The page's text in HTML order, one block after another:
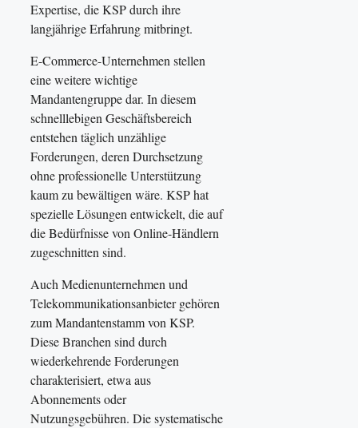
Expertise, die KSP durch ihre
langjährige Erfahrung mitbringt.
E-Commerce-Unternehmen stellen
eine weitere wichtige
Mandantengruppe dar. In diesem
schnelllebigen Geschäftsbereich
entstehen täglich unzählige
Forderungen, deren Durchsetzung
ohne professionelle Unterstützung
kaum zu bewältigen wäre. KSP hat
spezielle Lösungen entwickelt, die auf
die Bedürfnisse von Online-Händlern
zugeschnitten sind.
Auch Medienunternehmen und
Telekommunikationsanbieter gehören
zum Mandantenstamm von KSP.
Diese Branchen sind durch
wiederkehrende Forderungen
charakterisiert, etwa aus
Abonnements oder
Nutzungsgebühren. Die systematische